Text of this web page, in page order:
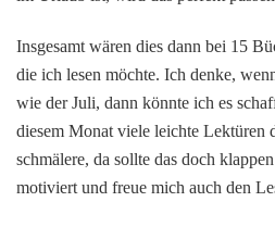
Insgesamt wären dies dann bei 15
die ich lesen möchte. Ich denke,
wie der Juli, dann könnte ich es
diesem Monat viele leichte Lektüren
schmälere, da sollte das doch
motiviert und freue mich auch den